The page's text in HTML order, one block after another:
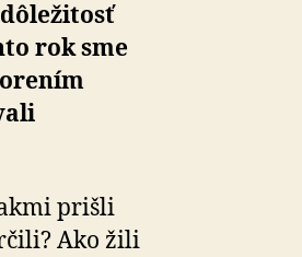
rok sme
prišli
Ako žili